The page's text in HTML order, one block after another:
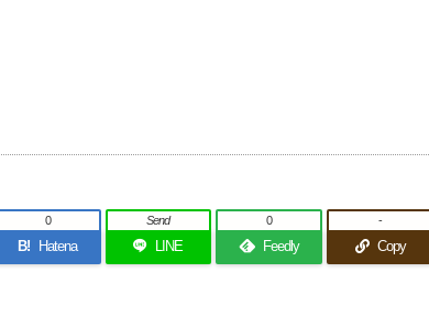
B! Hatena
0
LINE
Send
Feedly
0
Copy
-